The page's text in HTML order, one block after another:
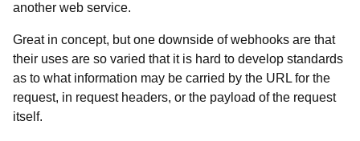
another web service.
Great in concept, but one downside of webhooks are that
their uses are so varied that it is hard to develop standards
as to what information may be carried by the URL for the
request, in request headers, or the payload of the request
itself.